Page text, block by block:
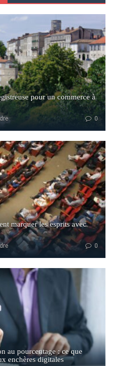
pour un commerce à
0
marquer les esprits avec
0
au pourcentage : ce que
enchères digitales